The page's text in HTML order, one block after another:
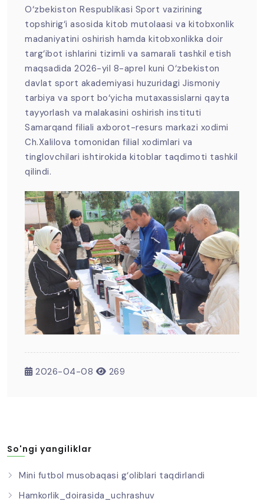
O‘zbekiston Respublikasi Sport vazirining
topshirig‘i asosida kitob mutolaasi va kitobxonlik
madaniyatini oshirish hamda kitobxonlikka doir
targ‘ibot ishlarini tizimli va samarali tashkil etish
maqsadida 2026-yil 8-aprel kuni O‘zbekiston
davlat sport akademiyasi huzuridagi Jismoniy
tarbiya va sport bo‘yicha mutaxassislarni qayta
tayyorlash va malakasini oshirish instituti
Samarqand filiali axborot-resurs markazi xodimi
Ch.Xalilova tomonidan filial xodimlari va
tinglovchilari ishtirokida kitoblar taqdimoti tashkil
qilindi.
2026-04-08 269
So'ngi yangiliklar
Mini futbol musobaqasi g‘oliblari taqdirlandi
Hamkorlik_doirasida_uchrashuv